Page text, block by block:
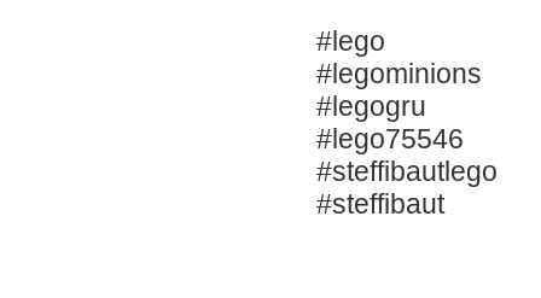
#lego
#legominions
#legogru
#lego75546
#steffibautlego
#steffibaut